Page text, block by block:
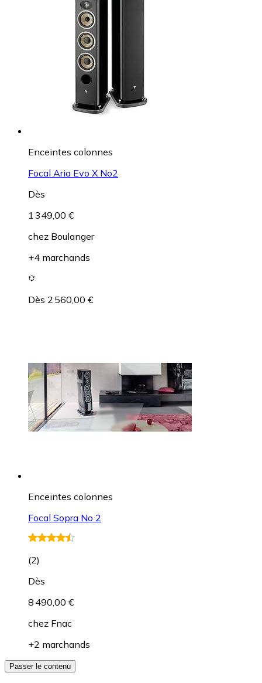
Enceintes colonnes
Focal Aria Evo X No2
Dès
1 349,00 €
chez Boulanger
+4 marchands
Dès 2 560,00 €
Enceintes colonnes
Focal Sopra No 2
(2)
Dès
8 490,00 €
chez Fnac
+2 marchands
Passer le contenu